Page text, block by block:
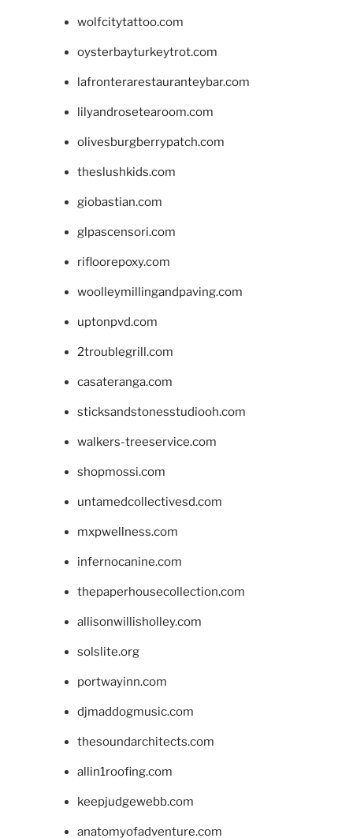
wolfcitytattoo.com
oysterbayturkeytrot.com
lafronterarestauranteybar.com
lilyandrosetearoom.com
olivesburgberrypatch.com
theslushkids.com
giobastian.com
glpascensori.com
rifloorepoxy.com
woolleymillingandpaving.com
uptonpvd.com
2troublegrill.com
casateranga.com
sticksandstonesstudiooh.com
walkers-treeservice.com
shopmossi.com
untamedcollectivesd.com
mxpwellness.com
infernocanine.com
thepaperhousecollection.com
allisonwillisholley.com
solslite.org
portwayinn.com
djmaddogmusic.com
thesoundarchitects.com
allin1roofing.com
keepjudgewebb.com
anatomyofadventure.com